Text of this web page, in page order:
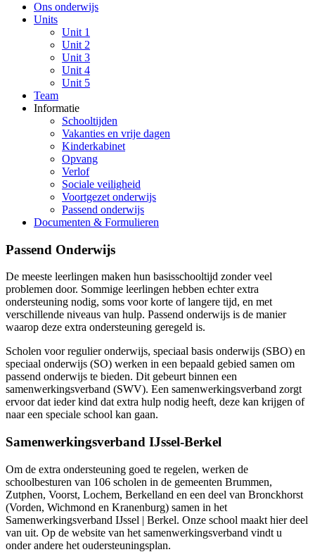
Ons onderwijs
Units
Unit 1
Unit 2
Unit 3
Unit 4
Unit 5
Team
Informatie
Schooltijden
Vakanties en vrije dagen
Kinderkabinet
Opvang
Verlof
Sociale veiligheid
Voortgezet onderwijs
Passend onderwijs
Documenten & Formulieren
Passend Onderwijs
De meeste leerlingen maken hun basisschooltijd zonder veel
problemen door. Sommige leerlingen hebben echter extra
ondersteuning nodig, soms voor korte of langere tijd, en met
verschillende niveaus van hulp. Passend onderwijs is de manier
waarop deze extra ondersteuning geregeld is.
Scholen voor regulier onderwijs, speciaal basis onderwijs (SBO) en
speciaal onderwijs (SO) werken in een bepaald gebied samen om
passend onderwijs te bieden. Dit gebeurt binnen een
samenwerkingsverband (SWV). Een samenwerkingsverband zorgt
ervoor dat ieder kind dat extra hulp nodig heeft, deze kan krijgen of
naar een speciale school kan gaan.
Samenwerkingsverband IJssel-Berkel
Om de extra ondersteuning goed te regelen, werken de
schoolbesturen van 106 scholen in de gemeenten Brummen,
Zutphen, Voorst, Lochem, Berkelland en een deel van Bronckhorst
(Vorden, Wichmond en Kranenburg) samen in het
Samenwerkingsverband IJssel | Berkel. Onze school maakt hier deel
van uit. Op de website van het samenwerkingsverband vindt u
onder andere het oudersteuningsplan.